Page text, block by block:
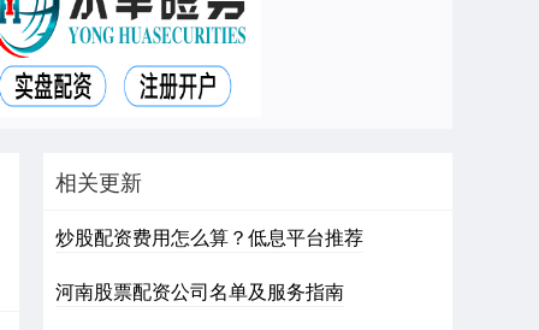
相关更新
炒股配资费用怎么算？低息平台推荐
河南股票配资公司名单及服务指南